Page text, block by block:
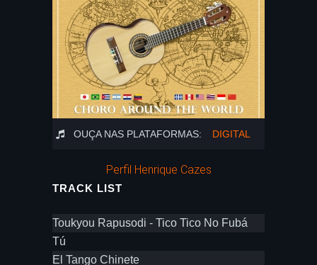
OUÇA NAS PLATAFORMAS: DIGITAL
Perfil Henrique Cazes
TRACK LIST
Toukyou Rapusodi - Tico Tico No Fubá
Tú
El Tango Chinete